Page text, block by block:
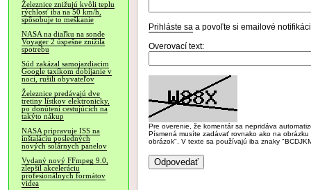
Železnice znižujú kvôli teplu
rýchlosť iba na 50 km/h,
spôsobuje to meškanie
NASA na diaľku na sonde
Voyager 2 úspešne znížila
spotrebu
Súd zakázal samojazdiacim
Google taxíkom dobíjanie v
noci, rušili obyvateľov
Železnice predávajú dve
tretiny lístkov elektronicky,
po donútení cestujúcich na
takýto nákup
NASA pripravuje ISS na
inštaláciu posledných
nových solárnych panelov
Vydaný nový FFmpeg 9.0,
zlepšil akceleráciu
profesionálnych formátov
videa
Prihláste sa a povoľte si emailové
Overovací text:
Pre overenie, že komentár sa nepridáva
Písmená musíte zadávať rovnako ako na
obrázok". V texte sa používajú iba znaky